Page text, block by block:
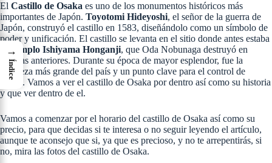
El Castillo de Osaka es uno de los monumentos históricos más
importantes de Japón. Toyotomi Hideyoshi, el señor de la guerra de
Japón, construyó el castillo en 1583, diseñándolo como un símbolo de
poder y unificación. El castillo se levanta en el sitio donde antes estaba
Templo Ishiyama Honganji, que Oda Nobunaga destruyó en
batallas anteriores. Durante su época de mayor esplendor, fue la
fortaleza más grande del país y un punto clave para el control de
Japón. Vamos a ver el castillo de Osaka por dentro así como su historia
y que ver dentro de el.
Vamos a comenzar por el horario del castillo de Osaka así como su
precio, para que decidas si te interesa o no seguir leyendo el artículo,
aunque te aconsejo que si, ya que es precioso, y no te arrepentirás, si
no, mira las fotos del castillo de Osaka.
→
Índice